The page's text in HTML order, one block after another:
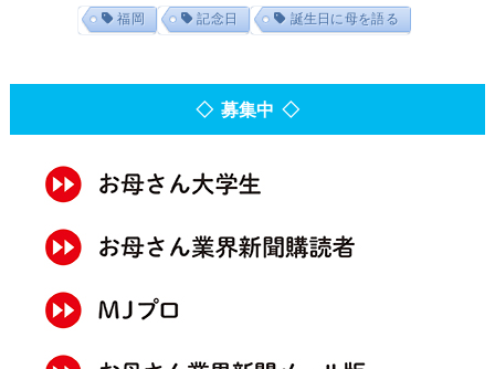
福岡 記念日 誕生日に母を語る
◇ 募集中 ◇